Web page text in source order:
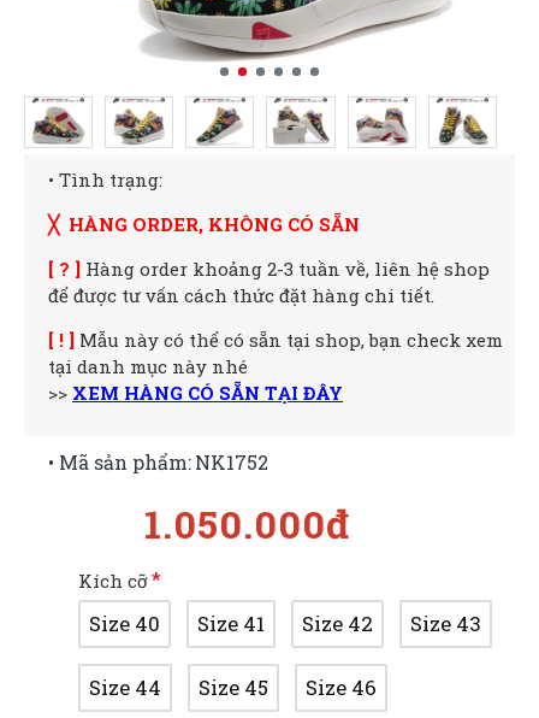
• Tình trạng:
╳ HÀNG ORDER, KHÔNG CÓ SẴN
[ ? ] Hàng order khoảng 2-3 tuần về, liên hệ shop
để được tư vấn cách thức đặt hàng chi tiết.
[ ! ] Mẫu này có thể có sẵn tại shop, bạn check xem
tại danh mục này nhé
>> XEM HÀNG CÓ SẴN TẠI ĐÂY
1.050.000đ
• Mã sản phẩm:NK1752
Kích cỡ
Size 40 Size 41 Size 42 Size 43
Size 44 Size 45 Size 46